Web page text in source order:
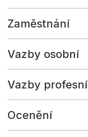
Zaměstnání
Vazby osobní
Vazby profesní
Ocenění